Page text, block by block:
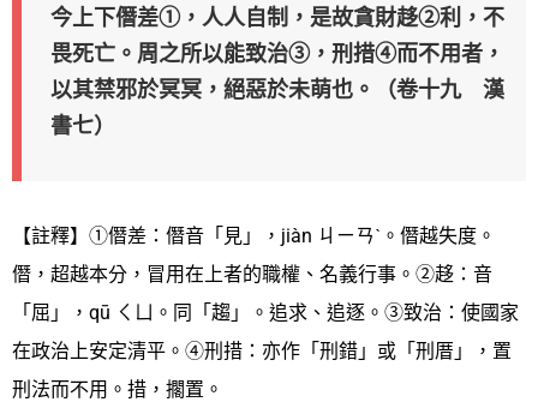
今上下僭差①，人人自制，是故貪財趍②利，不
畏死亡。周之所以能致治③，刑措④而不用者，
以其禁邪於冥冥，絕惡於未萌也。（卷十九 漢
書七）
【註釋】①僭差：僭音「見」，jiàn ㄐㄧㄢˋ。僭越失度。
僭，超越本分，冒用在上者的職權、名義行事。②趍：音
「屈」，qū ㄑㄩ。同「趨」。追求、追逐。③致治：使國家
在政治上安定清平。④刑措：亦作「刑錯」或「刑厝」，置
刑法而不用。措，擱置。